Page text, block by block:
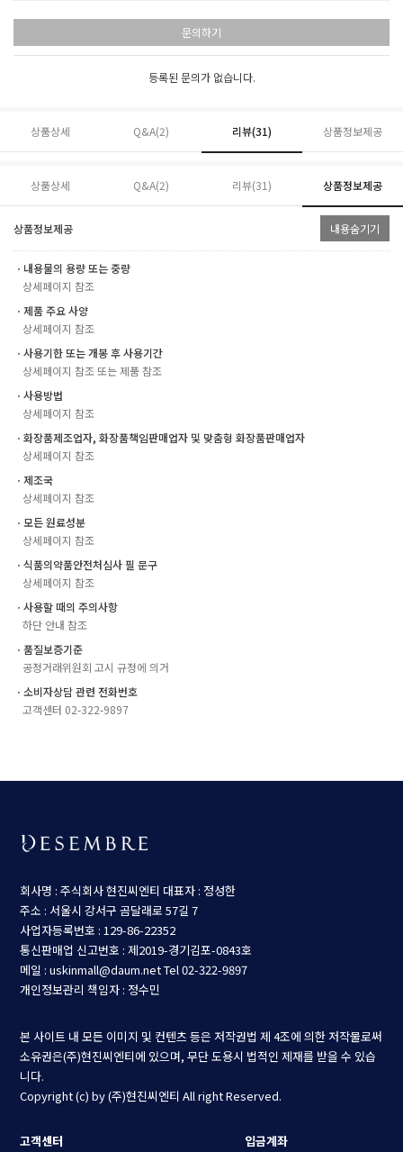
문의하기
등록된 문의가 없습니다.
상품상세 Q&A(2) 리뷰(31) 상품정보제공
상품상세 Q&A(2) 리뷰(31) 상품정보제공
상품정보제공 내용숨기기
ㆍ내용물의 용량 또는 중량
상세페이지 참조
ㆍ제품 주요 사양
상세페이지 참조
ㆍ사용기한 또는 개봉 후 사용기간
상세페이지 참조 또는 제품 참조
ㆍ사용방법
상세페이지 참조
ㆍ화장품제조업자, 화장품책임판매업자 및 맞춤형 화장품판매업자
상세페이지 참조
ㆍ제조국
상세페이지 참조
ㆍ모든 원료성분
상세페이지 참조
ㆍ식품의약품안전처심사 필 문구
상세페이지 참조
ㆍ사용할 때의 주의사항
하단 안내 참조
ㆍ품질보증기준
공정거래위원회 고시 규정에 의거
ㆍ소비자상담 관련 전화번호
고객센터 02-322-9897
회사명 : 주식회사 현진씨엔티 대표자 : 정성한
주소 : 서울시 강서구 곰달래로 57길 7
사업자등록번호 : 129-86-22352
통신판매업 신고번호 : 제2019-경기김포-0843호
메일 : uskinmall@daum.netTel 02-322-9897
개인정보관리 책임자 : 정수민
본 사이트 내 모든 이미지 및 컨텐츠 등은 저작권법 제 4조에 의한 저작물로써
소유권은(주)현진씨엔티에 있으며, 무단 도용시 법적인 제재를 받을 수 있습
니다.
Copyright (c) by (주)현진씨엔티 All right Reserved.
고객센터 입금계좌